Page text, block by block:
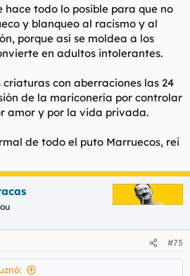
hace todo lo posible para que no
y blanqueo al racismo y al
porque así se moldea a los
en adultos intolerantes.
con aberraciones las 24
de la mariconería por controlar
amor y por la vida privada.
de todo el puto Marruecos, rei
#75